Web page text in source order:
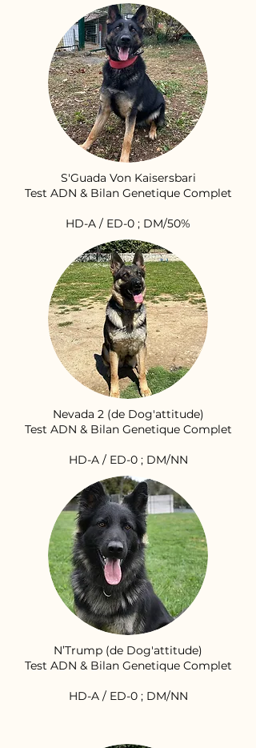
S'Guada Von Kaisersbari
Test ADN & Bilan Genetique Complet
HD-A / ED-0 ; DM/50%
Nevada 2 (de Dog'attitude)
Test ADN & Bilan Genetique Complet
HD-A / ED-0 ; DM/NN
N’Trump (de Dog'attitude)
Test ADN & Bilan Genetique Complet
HD-A / ED-0 ; DM/NN